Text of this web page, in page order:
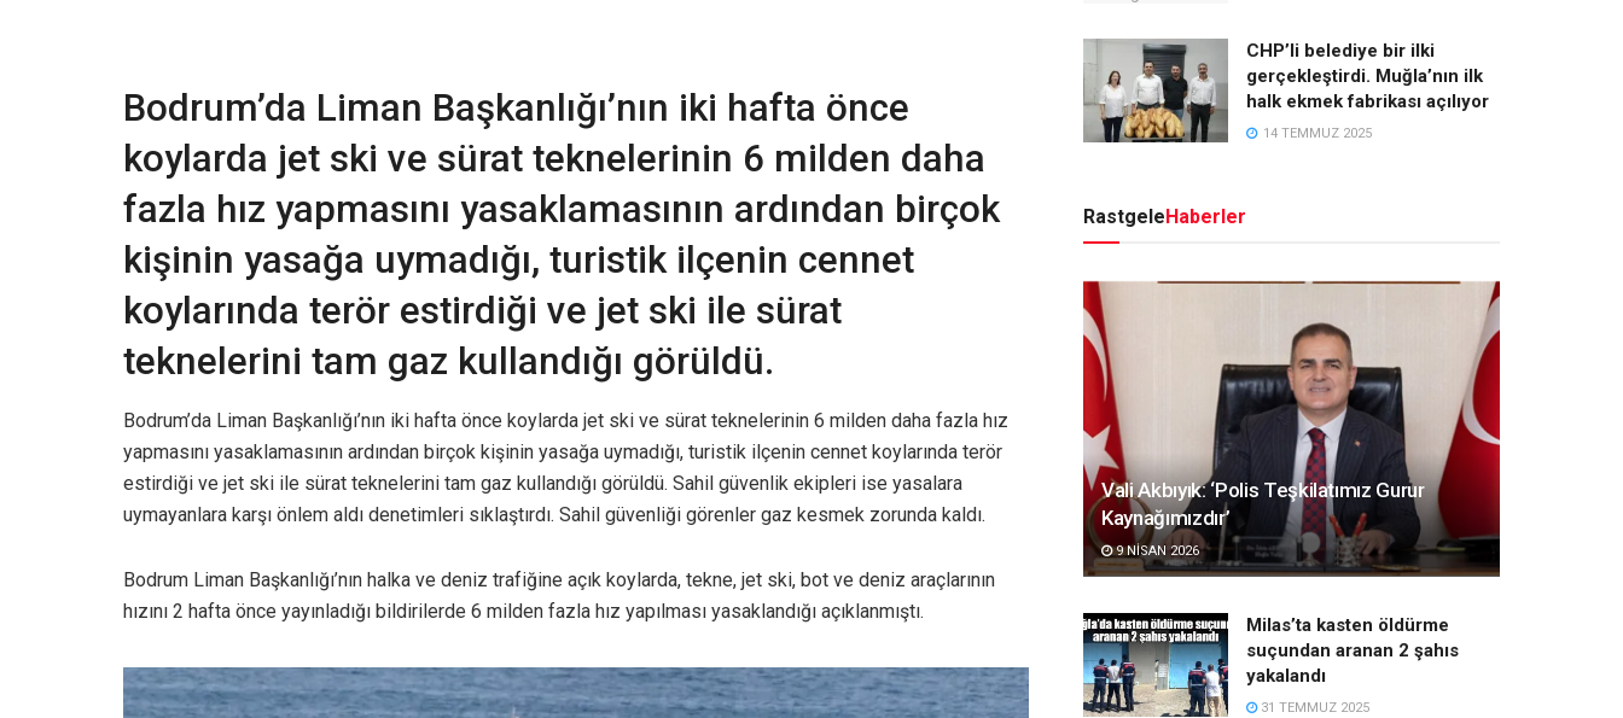
Bodrum’da Liman Başkanlığı’nın iki hafta önce
koylarda jet ski ve sürat teknelerinin 6 milden daha
fazla hız yapmasını yasaklamasının ardından birçok
kişinin yasağa uymadığı, turistik ilçenin cennet
koylarında terör estirdiği ve jet ski ile sürat
teknelerini tam gaz kullandığı görüldü.
Bodrum’da Liman Başkanlığı’nın iki hafta önce koylarda jet ski ve sürat teknelerinin 6 milden daha fazla hız
yapmasını yasaklamasının ardından birçok kişinin yasağa uymadığı, turistik ilçenin cennet koylarında terör
estirdiği ve jet ski ile sürat teknelerini tam gaz kullandığı görüldü. Sahil güvenlik ekipleri ise yasalara
uymayanlara karşı önlem aldı denetimleri sıklaştırdı. Sahil güvenliği görenler gaz kesmek zorunda kaldı.
Bodrum Liman Başkanlığı’nın halka ve deniz trafiğine açık koylarda, tekne, jet ski, bot ve deniz araçlarının
hızını 2 hafta önce yayınladığı bildirilerde 6 milden fazla hız yapılması yasaklandığı açıklanmıştı.
CHP’li belediye bir ilki
gerçekleştirdi. Muğla’nın ilk
halk ekmek fabrikası açılıyor
14 TEMMUZ 2025
RastgeleHaberler
Vali Akbıyık: ‘Polis Teşkilatımız Gurur
Kaynağımızdır’
9 NISAN 2026
Milas’ta kasten öldürme
suçundan aranan 2 şahıs
yakalandı
31 TEMMUZ 2025